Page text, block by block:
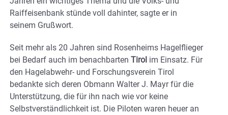
Raiffeisenbank stünde voll dahinter, sagte er in
seinem Grußwort.
Seit mehr als 20 Jahren sind Rosenheims Hagelflieger
bei Bedarf auch im benachbarten Tirol im Einsatz. Für
den Hagelabwehr- und Forschungsverein Tirol
bedankte sich deren Obmann Walter J. Mayr für die
Unterstützung, die für ihn nach wie vor keine
Selbstverständlichkeit ist. Die Piloten waren heuer an